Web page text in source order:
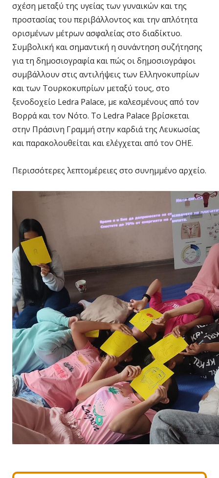
σχέση μεταξύ της υγείας των γυναικών και της
προστασίας του περιβάλλοντος και την απλότητα
ορισμένων μέτρων ασφαλείας στο διαδίκτυο.
Συμβολική και σημαντική η συνάντηση συζήτησης
για τη δημοσιογραφία και πώς οι δημοσιογράφοι
συμβάλλουν στις αντιλήψεις των Ελληνοκυπρίων
και των Τουρκοκυπρίων μεταξύ τους, στο
ξενοδοχείο Ledra Palace, με καλεσμένους από τον
Βορρά και τον Νότο. Το Ledra Palace βρίσκεται
στην Πράσινη Γραμμή στην καρδιά της Λευκωσίας
και παρακολουθείται και ελέγχεται από τον ΟΗΕ.
Περισσότερες λεπτομέρειες στο συνημμένο αρχείο.